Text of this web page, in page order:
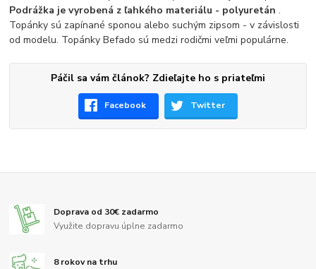
Podrážka je vyrobená z ľahkého materiálu - polyuretán.
Topánky sú zapínané sponou alebo suchým zipsom - v závislosti
od modelu. Topánky Befado sú medzi rodičmi veľmi populárne.
Páčil sa vám článok? Zdieľajte ho s priateľmi
Facebook Twitter
Doprava od 30€ zadarmo
Využite dopravu úplne zadarmo
8 rokov na trhu